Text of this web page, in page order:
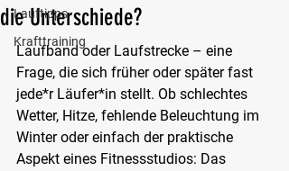
Lauftipps
Krafttraining
die Unterschiede?
Laufband oder Laufstrecke – eine
Frage, die sich früher oder später fast
jede*r Läufer*in stellt. Ob schlechtes
Wetter, Hitze, fehlende Beleuchtung im
Winter oder einfach der praktische
Aspekt eines Fitnessstudios: Das